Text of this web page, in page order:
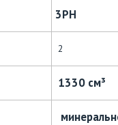
3PH
2
1330 см³